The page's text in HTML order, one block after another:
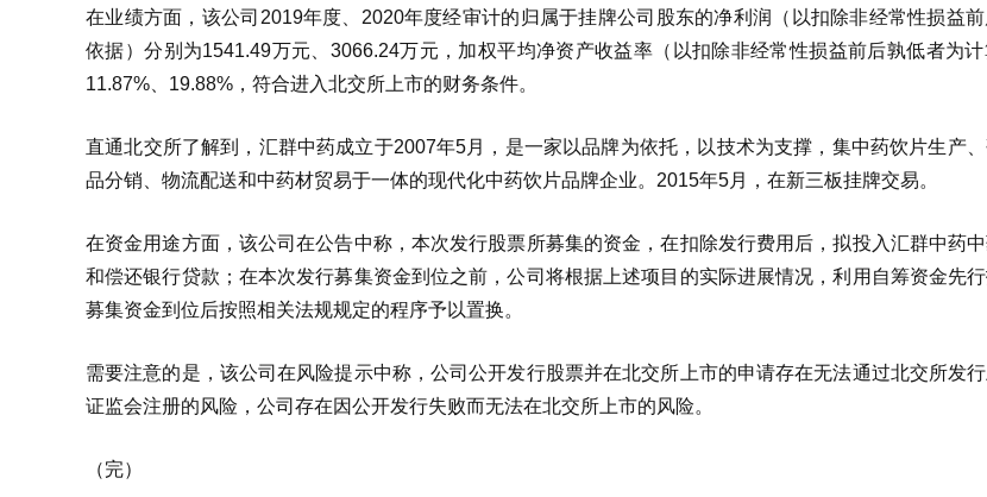
在业绩方面，该公司2019年度、2020年度经审计的归属于挂牌公司股东的净利润（以扣除非经常性损益
依据）分别为1541.49万元、3066.24万元，加权平均净资产收益率（以扣除非经常性损益前后孰低者为
11.87%、19.88%，符合进入北交所上市的财务条件。
直通北交所了解到，汇群中药成立于2007年5月，是一家以品牌为依托，以技术为支撑，集中药饮片生产
品分销、物流配送和中药材贸易于一体的现代化中药饮片品牌企业。2015年5月，在新三板挂牌交易。
在资金用途方面，该公司在公告中称，本次发行股票所募集的资金，在扣除发行费用后，拟投入汇群中药
和偿还银行贷款；在本次发行募集资金到位之前，公司将根据上述项目的实际进展情况，利用自筹资金先
募集资金到位后按照相关法规规定的程序予以置换。
需要注意的是，该公司在风险提示中称，公司公开发行股票并在北交所上市的申请存在无法通过北交所发
证监会注册的风险，公司存在因公开发行失败而无法在北交所上市的风险。
（完）